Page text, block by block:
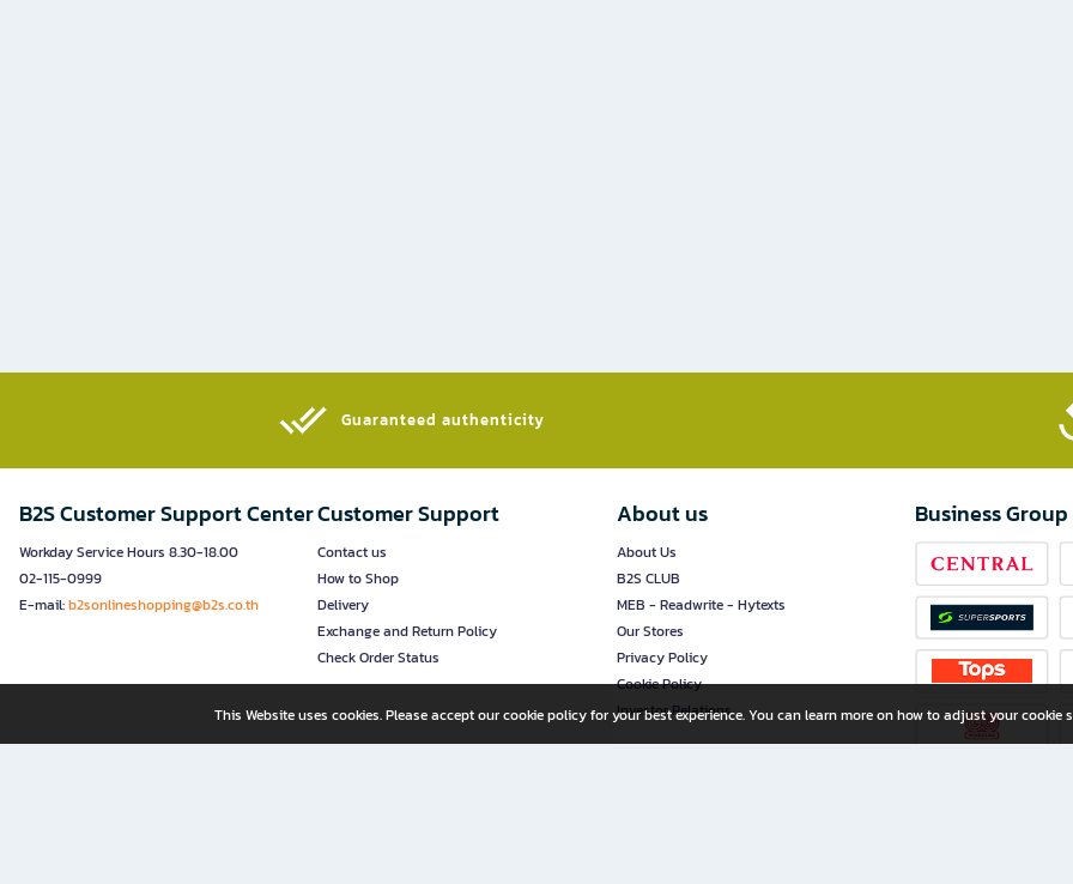
Guaranteed authenticity​
B2S Customer Support Center
Workday Service Hours 8.30-18.00
02-115-0999
E-mail:b2sonlineshopping@b2s.co.th
Customer Support
Contact us
How to Shop
Delivery
Exchange and Return Policy
Check Order Status
About us
About Us
B2S CLUB
MEB - Readwrite - Hytexts
Our Stores
Privacy Policy
Cookie Policy
Investor Relations
Business Group
This Website uses cookies. Please accept our cookie policy for your best experience. You can learn more on how to adjust your cookie